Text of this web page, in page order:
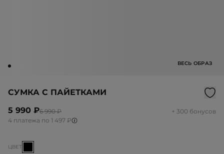
ВЕСЬ ОБРАЗ
СУМКА С ПАЙЕТКАМИ
5 990 ₽6 990 ₽
+ 300 бонусов
4 платежа по 1 497 ₽
ЦВЕТ